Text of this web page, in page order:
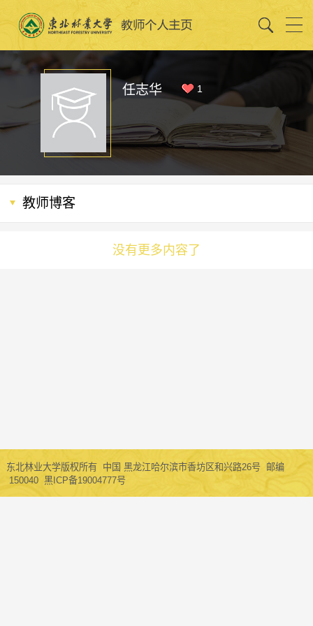
任志华 1
教师博客
没有更多内容了
东北林业大学版权所有 中国 黑龙江哈尔滨市香坊区和兴路26号 邮编
150040 黑ICP备19004777号